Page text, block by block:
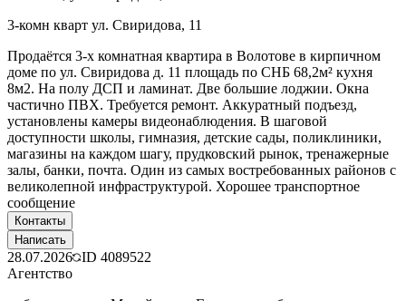
3-комн кварт ул. Свиридова, 11
Продаётся 3-х комнатная квартира в Волотове в кирпичном
доме по ул. Свиридова д. 11 площадь по СНБ 68,2м² кухня
8м2. На полу ДСП и ламинат. Две большие лоджии. Окна
частично ПВХ. Требуется ремонт. Аккуратный подъезд,
установлены камеры видеонаблюдения. В шаговой
доступности школы, гимназия, детские сады, поликлиники,
магазины на каждом шагу, прудковский рынок, тренажерные
залы, банки, почта. Один из самых востребованных районов с
великолепной инфраструктурой. Хорошее транспортное
сообщение
Контакты
Написать
28.07.2026 ID 4089522
Агентство